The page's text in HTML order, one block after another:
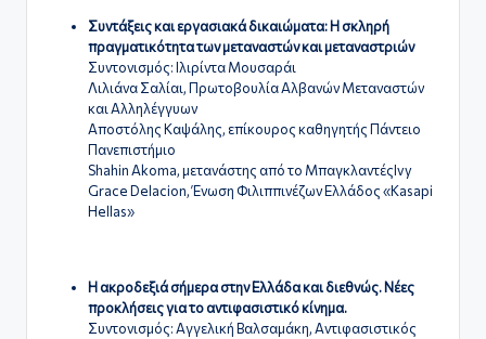
Συντάξεις και εργασιακά δικαιώματα: Η σκληρή
πραγματικότητα των μεταναστών και μεταναστριών
Συντονισμός: Ιλιρίντα Μουσαράι
Λιλιάνα Σαλίαι, Πρωτοβουλία Αλβανών Μεταναστών
και Αλληλέγγυων
Αποστόλης Καψάλης, επίκουρος καθηγητής Πάντειο
Πανεπιστήμιο
Shahin Akoma, μετανάστης από το ΜπαγκλαντέςIvy
Grace Delacion, Ένωση Φιλιππινέζων Ελλάδος «Kasapi
Hellas»
Η ακροδεξιά σήμερα στην Ελλάδα και διεθνώς. Νέες
προκλήσεις για το αντιφασιστικό κίνημα.
Συντονισμός: Αγγελική Βαλσαμάκη, Αντιφασιστικός